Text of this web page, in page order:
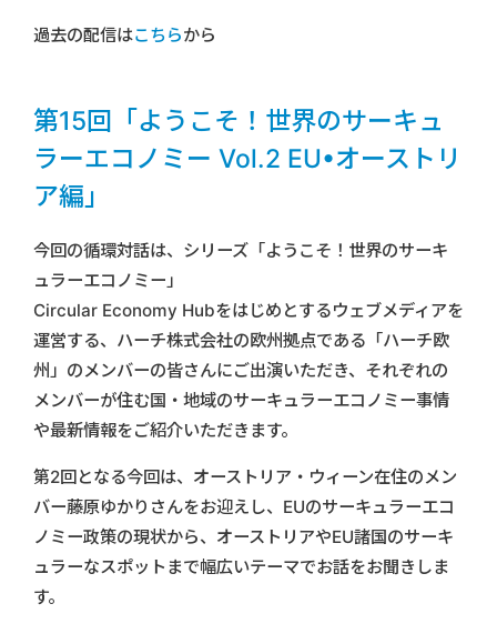
過去の配信はこちらから
第15回「ようこそ！世界のサーキュ
ラーエコノミー Vol.2 EU•オーストリ
ア編」
今回の循環対話は、 シリーズ「ようこそ！世界のサーキ
ュラーエコノミー」
Circular Economy Hubをはじめとするウェブメディアを
運営する、ハーチ株式会社の欧州拠点である「ハーチ欧
州」のメンバーの皆さんにご出演いただき、それぞれの
メンバーが住む国・地域のサーキュラーエコノミー事情
や最新情報をご紹介いただきます。
第2回となる今回は、オーストリア・ウィーン在住のメン
バー藤原ゆかりさんをお迎えし、EUのサーキュラーエコ
ノミー政策の現状から、オーストリアやEU諸国のサーキ
ュラーなスポットまで幅広いテーマでお話をお聞きしま
す。